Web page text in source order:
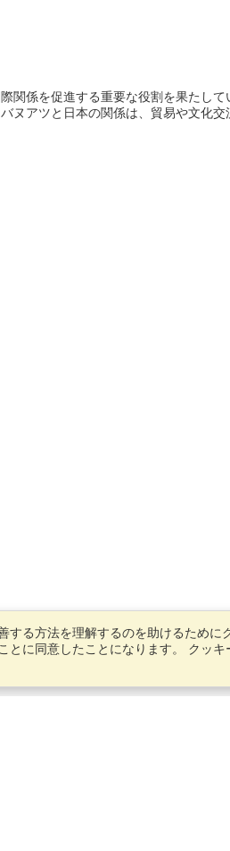
関係を促進する重要な役割を果たし
ヌアツと日本の関係は、貿易や文化
る方法を理解するのを助けるために
とに同意したことになります。 クッ